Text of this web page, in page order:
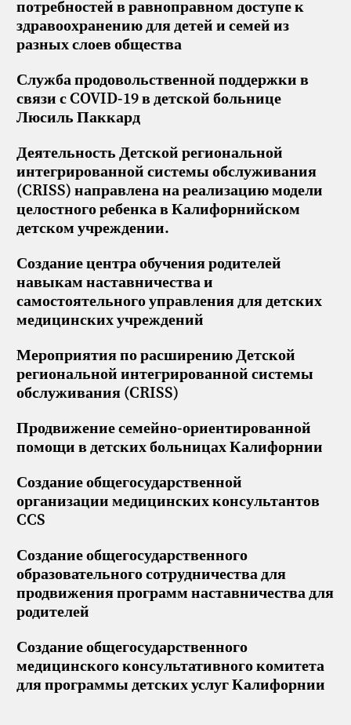
потребностей в равноправном доступе к
здравоохранению для детей и семей из
разных слоев общества
Служба продовольственной поддержки в
связи с COVID-19 в детской больнице
Люсиль Паккард
Деятельность Детской региональной
интегрированной системы обслуживания
(CRISS) направлена на реализацию модели
целостного ребенка в Калифорнийском
детском учреждении.
Создание центра обучения родителей
навыкам наставничества и
самостоятельного управления для детских
медицинских учреждений
Мероприятия по расширению Детской
региональной интегрированной системы
обслуживания (CRISS)
Продвижение семейно-ориентированной
помощи в детских больницах Калифорнии
Создание общегосударственной
организации медицинских консультантов
CCS
Создание общегосударственного
образовательного сотрудничества для
продвижения программ наставничества для
родителей
Создание общегосударственного
медицинского консультативного комитета
для программы детских услуг Калифорнии